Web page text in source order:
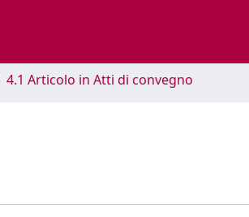
4.1 Articolo in Atti di convegno